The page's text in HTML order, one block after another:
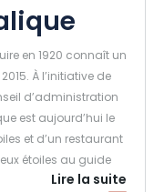
en 1920 connaît un
À l’initiative de
d’administration
est aujourd’hui le
et d’un restaurant
étoiles au guide
seulement après son
Lire la suite